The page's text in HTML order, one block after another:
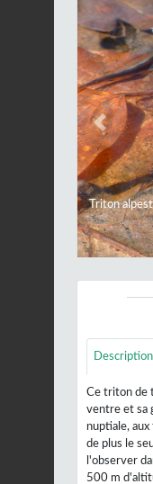
Triton
Previous
Description
Ce triton de
ventre et sa
nuptiale,
de plus le
l'observer
500 m